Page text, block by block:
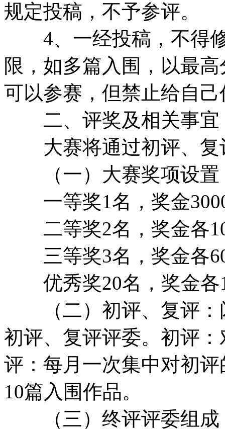
规定投稿，不予参评。
4、一经投稿，不得修
限，如多篇入围，以最
可以参赛，但禁止给自
二、评奖及相关事宜
大赛将通过初评、复
（一）大赛奖项设置
一等奖1名，奖金
二等奖2名，奖金各
三等奖3名，奖金各
优秀奖20名，奖金各
（二）初评、复评：
初评、复评评委。初评
评：每月一次集中对初
10篇入围作品。
（三）终评评委组成